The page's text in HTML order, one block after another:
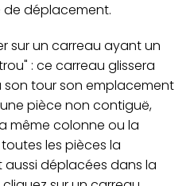
de déplacement.
sur un carreau ayant un
: ce carreau glissera
son tour son emplacement
pièce non contiguë,
même colonne ou la
les pièces la
déplacées dans la